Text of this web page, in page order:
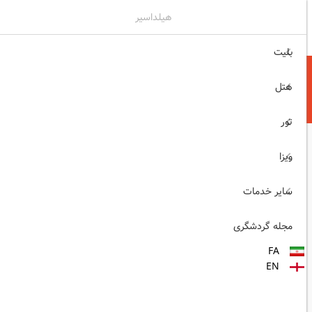
۰۲۱۷۷۶۵۵۹۶۰
هیلداسیر
بلیت
هتل
تور
ویزا
سایر خدمات
مجله گردشگری
FA
EN